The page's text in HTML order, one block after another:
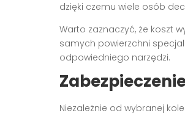
dzięki czemu wiele osób
Warto zaznaczyć, że koszt
samych powierzchni
odpowiedniego narzędzi.
Niezależnie od wybranej